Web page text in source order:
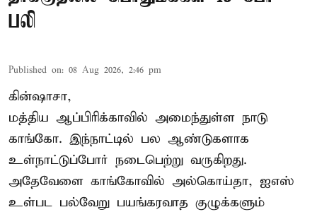
பலி
Published on: 08 Aug 2026, 2:46 pm
கின்ஷாசா,
மத்திய ஆப்பிரிக்காவில் அமைந்துள்ள நாடு
காங்கோ. இந்நாட்டில் பல ஆண்டுகளாக
உள்நாட்டுப்போர் நடைபெற்று வருகிறது.
அதேவேளை காங்கோவில் அல்கொய்தா, ஐஎஸ்
உள்பட பல்வேறு பயங்கரவாத குழுக்களும்